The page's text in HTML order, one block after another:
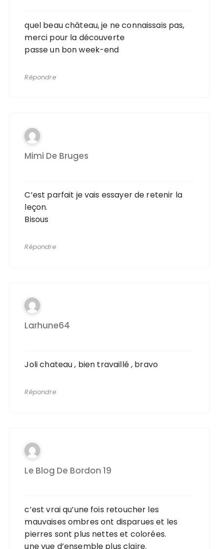
quel beau château, je ne connaissais pas,
merci pour la découverte
passe un bon week-end
Répondre
Mimi De Bruges
C’est parfait je vais essayer de retenir la
leçon.
Bisous
Répondre
Larhune64
Joli chateau , bien travaillé , bravo
Répondre
Le Blog De Bordon 19
c’est vrai qu’une fois retoucher les
mauvaises ombres ont disparues et les
pierres sont plus nettes et colorées.
une vue d’ensemble plus claire.